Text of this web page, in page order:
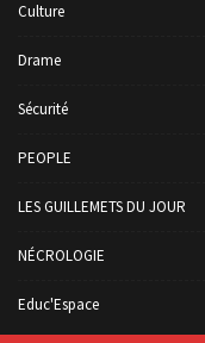
Culture
Drame
Sécurité
PEOPLE
LES GUILLEMETS DU JOUR
NÉCROLOGIE
Educ'Espace